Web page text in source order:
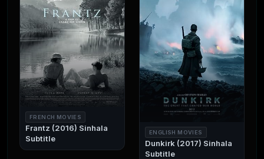
FRENCH MOVIES
Frantz (2016) Sinhala
Subtitle
ENGLISH MOVIES
Dunkirk (2017) Sinhala
Subtitle